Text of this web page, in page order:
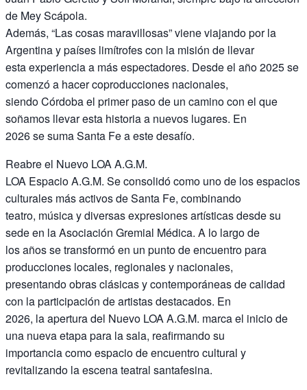
de Mey Scápola.
Además, “Las cosas maravillosas” viene viajando por la
Argentina y países limítrofes con la misión de llevar
esta experiencia a más espectadores. Desde el año 2025 se
comenzó a hacer coproducciones nacionales,
siendo Córdoba el primer paso de un camino con el que
soñamos llevar esta historia a nuevos lugares. En
2026 se suma Santa Fe a este desafío.
Reabre el Nuevo LOA A.G.M.
LOA Espacio A.G.M. Se consolidó como uno de los espacios
culturales más activos de Santa Fe, combinando
teatro, música y diversas expresiones artísticas desde su
sede en la Asociación Gremial Médica. A lo largo de
los años se transformó en un punto de encuentro para
producciones locales, regionales y nacionales,
presentando obras clásicas y contemporáneas de calidad
con la participación de artistas destacados. En
2026, la apertura del Nuevo LOA A.G.M. marca el inicio de
una nueva etapa para la sala, reafirmando su
importancia como espacio de encuentro cultural y
revitalizando la escena teatral santafesina.